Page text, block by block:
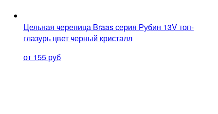
Цельная черепица Braas серия Рубин 13V топ-
глазурь цвет черный кристалл
от 155 руб